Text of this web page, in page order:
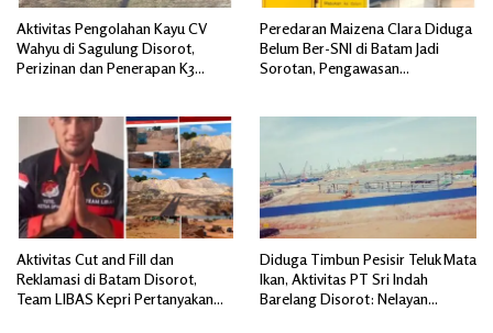
Aktivitas Pengolahan Kayu CV
Wahyu di Sagulung Disorot,
Perizinan dan Penerapan K3
Peredaran Maizena Clara Diduga
Belum Ber-SNI di Batam Jadi
Sorotan, Pengawasan
Aktivitas Cut and Fill dan
Reklamasi di Batam Disorot,
Team LIBAS Kepri Pertanyakan
Diduga Timbun Pesisir Teluk Mata
Ikan, Aktivitas PT Sri Indah
Barelang Disorot: Nelayan